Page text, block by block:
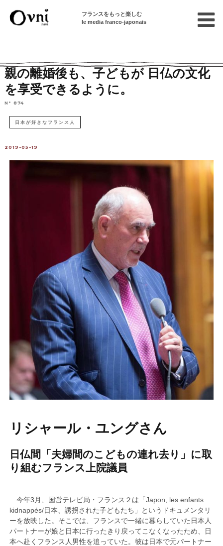
フランスをもっと楽しむ
le media franco-japonais
親の離婚後も、子どもが 日仏の文化
を享受できるように。
N° 874
日本が好きなフランス人
2019-05-19
リシャール・ユングさん
日仏間「夫婦間のこどもの連れ去り」に取
り組むフランス上院議員
今年3月、国営テレビ局・フランス２は「Japon, les enfants
kidnappés/日本、誘拐された子どもたち」というドキュメンタリ
ーを放映した。そこでは、フランスで一緒に暮らしていた日本人
パートナーが娘と日本に行ったきり戻ってこなくなったため、日
本へ赴くフランス人男性を追っていた。彼は日本で元パートナー